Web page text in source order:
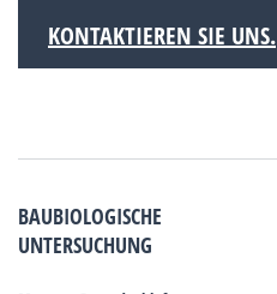
KONTAKTIEREN SIE UNS.
BAUBIOLOGISCHE
UNTERSUCHUNG